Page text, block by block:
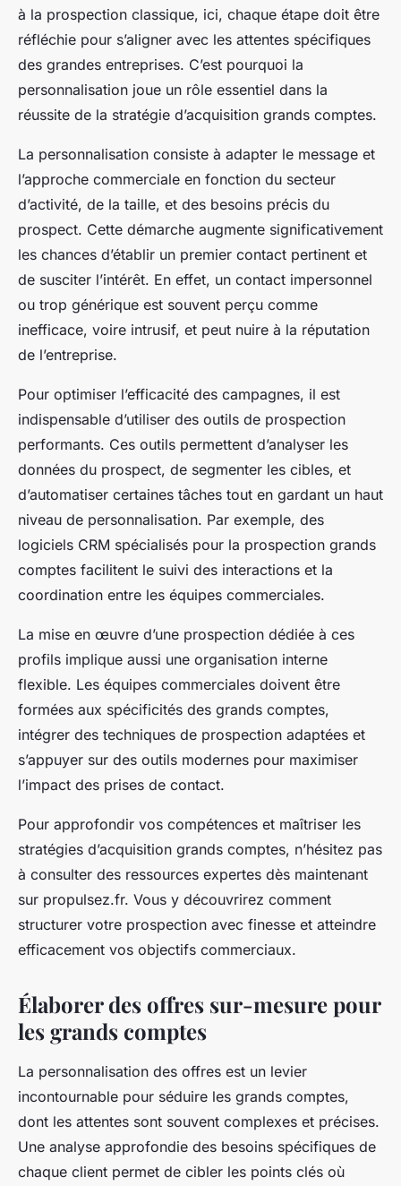
à la prospection classique, ici, chaque étape doit être
réfléchie pour s’aligner avec les attentes spécifiques
des grandes entreprises. C’est pourquoi la
personnalisation joue un rôle essentiel dans la
réussite de la stratégie d’acquisition grands comptes.
La personnalisation consiste à adapter le message et
l’approche commerciale en fonction du secteur
d’activité, de la taille, et des besoins précis du
prospect. Cette démarche augmente significativement
les chances d’établir un premier contact pertinent et
de susciter l’intérêt. En effet, un contact impersonnel
ou trop générique est souvent perçu comme
inefficace, voire intrusif, et peut nuire à la réputation
de l’entreprise.
Pour optimiser l’efficacité des campagnes, il est
indispensable d’utiliser des outils de prospection
performants. Ces outils permettent d’analyser les
données du prospect, de segmenter les cibles, et
d’automatiser certaines tâches tout en gardant un haut
niveau de personnalisation. Par exemple, des
logiciels CRM spécialisés pour la prospection grands
comptes facilitent le suivi des interactions et la
coordination entre les équipes commerciales.
La mise en œuvre d’une prospection dédiée à ces
profils implique aussi une organisation interne
flexible. Les équipes commerciales doivent être
formées aux spécificités des grands comptes,
intégrer des techniques de prospection adaptées et
s’appuyer sur des outils modernes pour maximiser
l’impact des prises de contact.
Pour approfondir vos compétences et maîtriser les
stratégies d’acquisition grands comptes, n’hésitez pas
à consulter des ressources expertes dès maintenant
sur propulsez.fr. Vous y découvrirez comment
structurer votre prospection avec finesse et atteindre
efficacement vos objectifs commerciaux.
Élaborer des offres sur-mesure pour
les grands comptes
La personnalisation des offres est un levier
incontournable pour séduire les grands comptes,
dont les attentes sont souvent complexes et précises.
Une analyse approfondie des besoins spécifiques de
chaque client permet de cibler les points clés où